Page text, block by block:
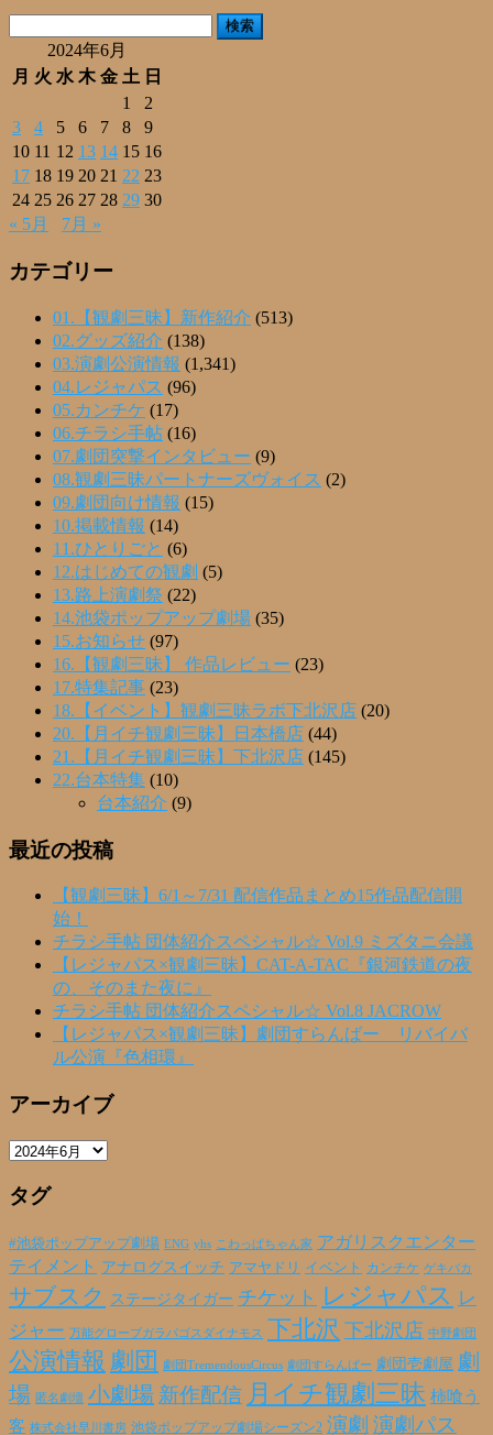
有
2024年6月
月 火 水 木 金 土 日
1
2
3
4 5 6 7 8
9
10 11 12 13 14 15 16
17 18 19 20 21 22 23
24 25 26 27 28 29 30
« 5月
7月 »
カテゴリー
01.【観劇三昧】新作紹介 (513)
02.グッズ紹介 (138)
03.演劇公演情報 (1,341)
04.レジャパス (96)
05.カンチケ (17)
06.チラシ手帖 (16)
07.劇団突撃インタビュー (9)
08.観劇三昧パートナーズヴォイス (2)
09.劇団向け情報 (15)
10.掲載情報 (14)
11.ひとりごと (6)
12.はじめての観劇 (5)
13.路上演劇祭 (22)
14.池袋ポップアップ劇場 (35)
15.お知らせ (97)
16.【観劇三昧】 作品レビュー (23)
17.特集記事 (23)
18.【イベント】観劇三昧ラボ下北沢店 (20)
20.【月イチ観劇三昧】日本橋店 (44)
21.【月イチ観劇三昧】下北沢店 (145)
22.台本特集 (10)
台本紹介 (9)
最近の投稿
【観劇三昧】6/1～7/31 配信作品まとめ15作品配信開
始！
チラシ手帖 団体紹介スペシャル☆ Vol.9 ミズタニ会議
【レジャパス×観劇三昧】CAT-A-TAC『銀河鉄道の夜
の、そのまた夜に』
チラシ手帖 団体紹介スペシャル☆ Vol.8 JACROW
【レジャパス×観劇三昧】劇団すらんばー リバイバ
ル公演『色相環』
アーカイブ
ア
カ
ブ
タグ
#池袋ポップアップ劇場 ENG yhs こわっぱちゃん家 アガリスクエンター
テイメント アナログスイッチ アマヤドリ イベント カンチケ ゲキバカ
サブスク ステージタイガー チケット レジャパス レ
ジャー 万能グローブガラパゴスダイナモス 下北沢 下北沢店 中野劇団
公演情報 劇団 劇団TremendousCircus 劇団すらんばー 劇団壱劇屋 劇
場 匿名劇壇 小劇場 新作配信 月イチ観劇三昧 柿喰う
客 株式会社早川書房 池袋ポップアップ劇場シーズン2 演劇 演劇パス